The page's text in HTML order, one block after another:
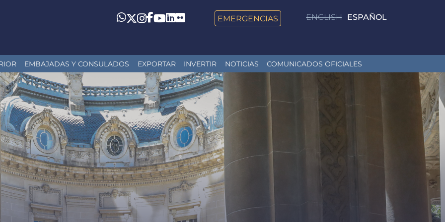
ENGLISH ESPAÑOL
Whatsapp
Twitter
Instagram
Facebook
YouTube
LinkedIn
Flickr EMERGENCIAS
EMBAJADAS Y CONSULADOS EXPORTAR INVERTIR NOTICIAS COMUNICADOS OFICIALES